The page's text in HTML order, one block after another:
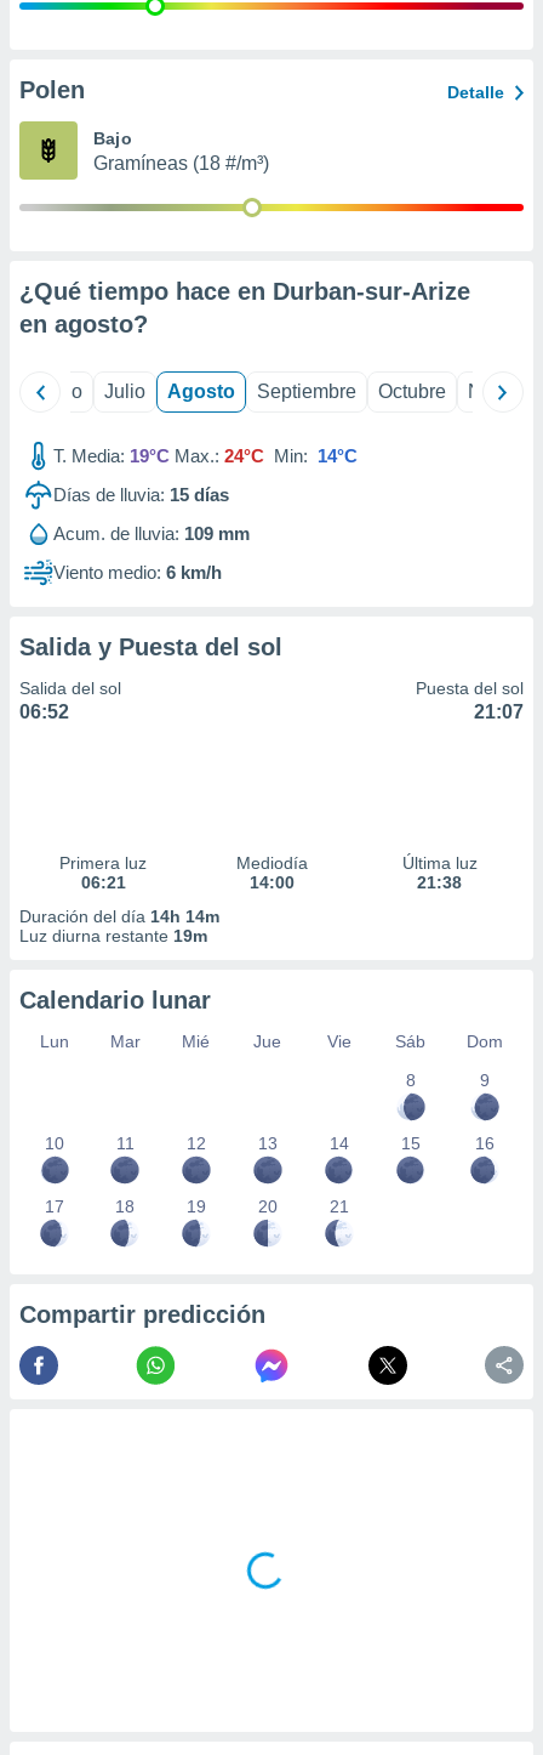
publicidad
de
Polen Detalle
Bajo
Gramíneas (18 #/m³)
¿Qué tiempo hace en Durban-sur-Arize
en agosto?
Junio Julio Agosto Septiembre Octubre
T. Media: 19°C Max.: 24°C Min: 14°C
Días de lluvia: 15 días
Acum. de lluvia: 109 mm
Viento medio: 6 km/h
Salida y Puesta del sol
Salida del sol
06:52
Puesta del sol
21:07
Primera luz
06:21
Mediodía
14:00
Última luz
21:38
Duración del día 14h 14m
Luz diurna restante 19m
Calendario lunar
Lun Mar Mié Jue Vie Sáb
Dom
8
9
10 11 12 13 14 15 16
17 18 19 20 21
Compartir predicción